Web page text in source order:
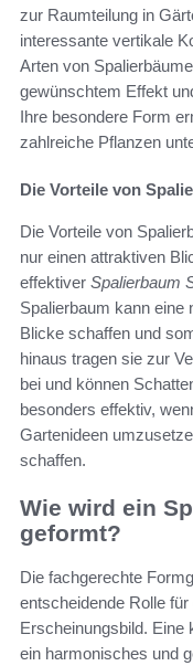
zur Raumteilung in
interessante vertikale
Arten von
gewünschtem Effekt
Ihre besondere Form
zahlreiche Pflanzen
Die Vorteile von
Die Vorteile von
nur einen attraktiven
effektiver Spalierbaum
Spalierbaum kann eine
Blicke schaffen und
hinaus tragen sie zur
bei und können
besonders effektiv,
Gartenideen
schaffen.
Wie wird ein
geformt?
Die fachgerechte
entscheidende Rolle
Erscheinungsbild. Eine
ein harmonisches und